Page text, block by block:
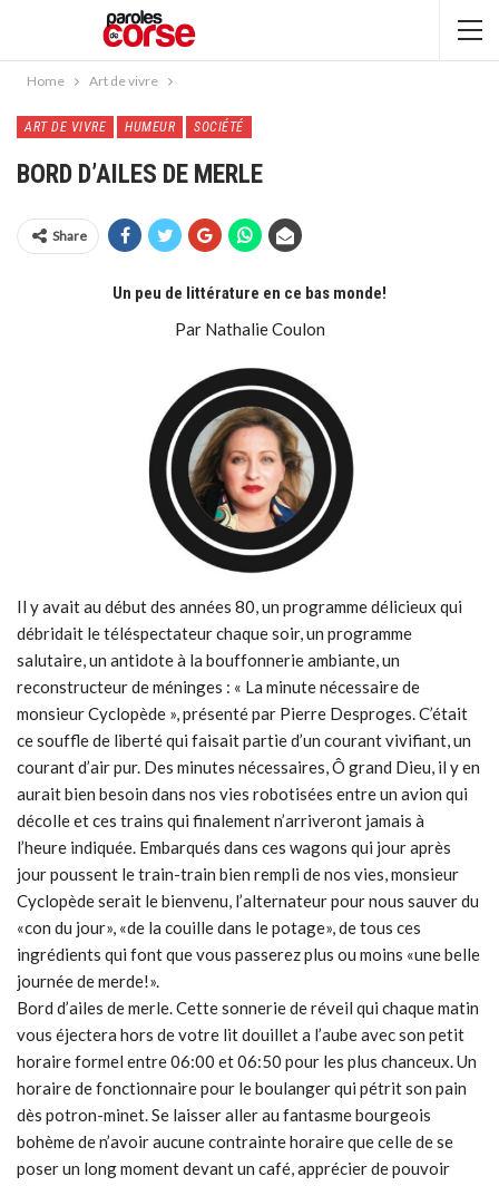
Home Art de vivre
ART DE VIVRE HUMEUR SOCIÉTÉ
BORD D’AILES DE MERLE
Share
Un peu de littérature en ce bas monde!
Par Nathalie Coulon
Il y avait au début des années 80, un programme délicieux qui
débridait le téléspectateur chaque soir, un programme
salutaire, un antidote à la bouffonnerie ambiante, un
reconstructeur de méninges : « La minute nécessaire de
monsieur Cyclopède », présenté par Pierre Desproges. C’était
ce souffle de liberté qui faisait partie d’un courant vivifiant, un
courant d’air pur. Des minutes nécessaires, Ô grand Dieu, il y en
aurait bien besoin dans nos vies robotisées entre un avion qui
décolle et ces trains qui finalement n’arriveront jamais à
l’heure indiquée. Embarqués dans ces wagons qui jour après
jour poussent le train-train bien rempli de nos vies, monsieur
Cyclopède serait le bienvenu, l’alternateur pour nous sauver du
«con du jour», «de la couille dans le potage», de tous ces
ingrédients qui font que vous passerez plus ou moins «une belle
journée de merde!».
Bord d’ailes de merle. Cette sonnerie de réveil qui chaque matin
vous éjectera hors de votre lit douillet a l’aube avec son petit
horaire formel entre 06:00 et 06:50 pour les plus chanceux. Un
horaire de fonctionnaire pour le boulanger qui pétrit son pain
dès potron-minet. Se laisser aller au fantasme bourgeois
bohème de n’avoir aucune contrainte horaire que celle de se
poser un long moment devant un café, apprécier de pouvoir